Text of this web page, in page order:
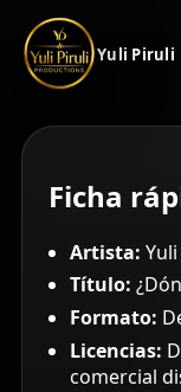
Yuli Piruli
Ficha
Artista:
Título:
Formato:
Licencias:
comercial